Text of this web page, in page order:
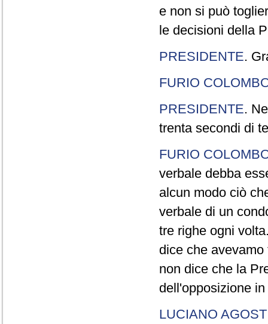
e non si può
le decisioni della
PRESIDENTE.
FURIO
PRESIDENTE.
trenta secondi di
FURIO
verbale debba
alcun modo ciò
verbale di un
tre righe ogni
dice che
non dice che la
dell'opposizione
LUCIANO